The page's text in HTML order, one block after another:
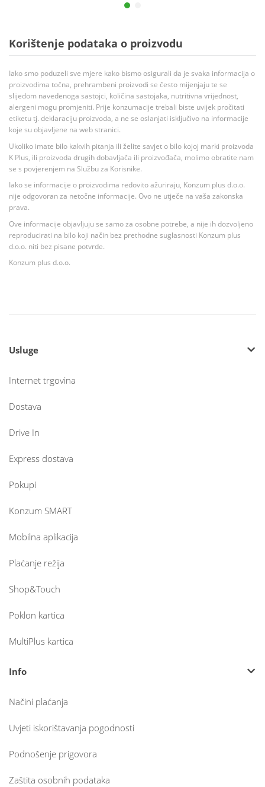
Korištenje podataka o proizvodu
Iako smo poduzeli sve mjere kako bismo osigurali da je svaka informacija o
proizvodima točna, prehrambeni proizvodi se često mijenjaju te se
slijedom navedenoga sastojci, količina sastojaka, nutritivna vrijednost,
alergeni mogu promjeniti. Prije konzumacije trebali biste uvijek pročitati
etiketu tj. deklaraciju proizvoda, a ne se oslanjati isključivo na informacije
koje su objavljene na web stranici.
Ukoliko imate bilo kakvih pitanja ili želite savjet o bilo kojoj marki proizvoda
K Plus, ili proizvoda drugih dobavljača ili proizvođača, molimo obratite nam
se s povjerenjem na Službu za Korisnike.
Iako se informacije o proizvodima redovito ažuriraju, Konzum plus d.o.o.
nije odgovoran za netočne informacije. Ovo ne utječe na vaša zakonska
prava.
Ove informacije objavljuju se samo za osobne potrebe, a nije ih dozvoljeno
reproducirati na bilo koji način bez prethodne suglasnosti Konzum plus
d.o.o. niti bez pisane potvrde.
Konzum plus d.o.o.
Usluge
Internet trgovina
Dostava
Drive In
Express dostava
Pokupi
Konzum SMART
Mobilna aplikacija
Plaćanje režija
Shop&Touch
Poklon kartica
MultiPlus kartica
Info
Načini plaćanja
Uvjeti iskorištavanja pogodnosti
Podnošenje prigovora
Zaštita osobnih podataka